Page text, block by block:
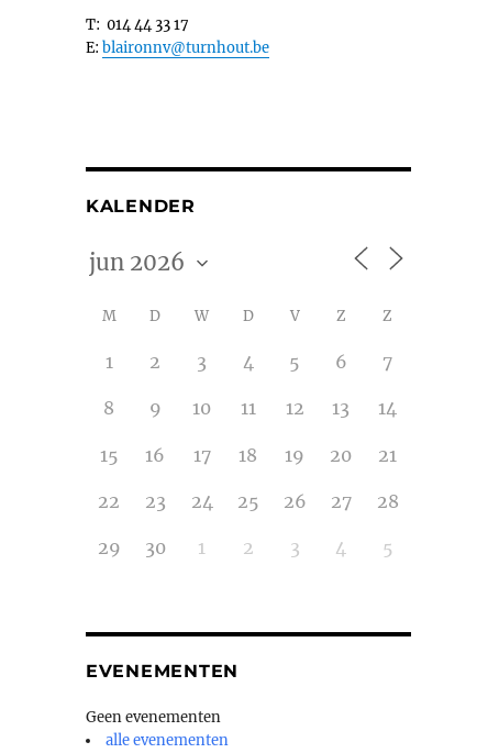
T: 014 44 33 17
E: blaironnv@turnhout.be
KALENDER
M D W D V Z Z
1 2 3 4 5 6 7
8 9 10 11 12 13 14
15 16 17 18 19 20 21
22 23 24 25 26 27 28
29 30 1 2 3 4 5
EVENEMENTEN
Geen evenementen
alle evenementen